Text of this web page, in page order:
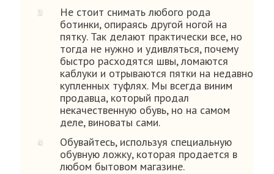
Не стоит снимать любого рода
ботинки, опираясь другой ногой на
пятку. Так делают практически все, но
тогда не нужно и удивляться, почему
быстро расходятся швы, ломаются
каблуки и отрываются пятки на недавно
купленных туфлях. Мы всегда виним
продавца, который продал
некачественную обувь, но на самом
деле, виноваты сами.
Обувайтесь, используя специальную
обувную ложку, которая продается в
любом бытовом магазине.